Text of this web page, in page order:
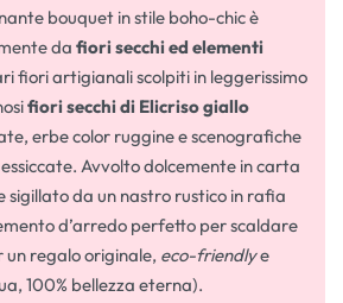
bouquet in stile boho-chic è
da fiori secchi ed elementi
fiori artigianali scolpiti in leggerissimo
fiori secchi di Elicriso giallo
erbe color ruggine e scenografiche
Avvolto dolcemente in carta
sigillato da un nastro rustico in rafia
d’arredo perfetto per scaldare
regalo originale, eco-friendlye
100% bellezza eterna).